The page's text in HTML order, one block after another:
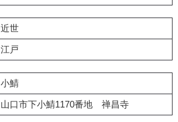
近世
江戸
小鯖
山口市下小鯖1170番地 禅昌寺